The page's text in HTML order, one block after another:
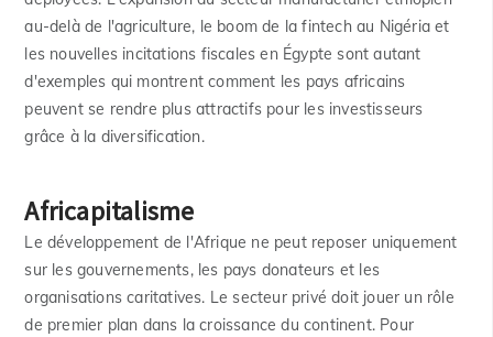
au-delà de l'agriculture, le boom de la fintech au Nigéria et
les nouvelles incitations fiscales en Égypte sont autant
d'exemples qui montrent comment les pays africains
peuvent se rendre plus attractifs pour les investisseurs
grâce à la diversification.
Africapitalisme
Le développement de l'Afrique ne peut reposer uniquement
sur les gouvernements, les pays donateurs et les
organisations caritatives. Le secteur privé doit jouer un rôle
de premier plan dans la croissance du continent. Pour